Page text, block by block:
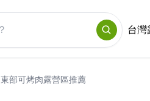
台灣
東部可烤肉露營區推薦